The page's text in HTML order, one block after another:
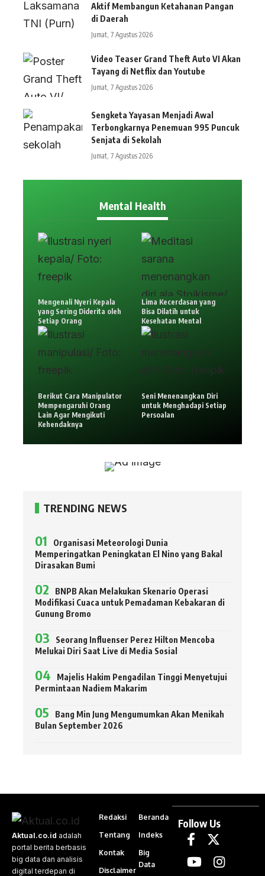
Aktif Membangun Ketahanan Pangan
di Daerah
Jumat, 7 Agustus 2026
Video Teaser Grand Theft Auto VI Akan
Tayang di Netflix dan Youtube
Jumat, 7 Agustus 2026
Sengketa Yayasan Menjadi Awal
Terbongkarnya Penemuan 995 Puncuk
Senjata di Sekolah
Jumat, 7 Agustus 2026
Mental Health
Mengenali Nyeri Kepala
yang Sering Diderita oleh
Setiap Orang
Lima Kecerdasan yang
Bisa Dilatih untuk
Kesehatan Mental
Berikut Cara Manipulator
Mempengaruhi Orang
Lain Agar Mengikuti
Kehendaknya
Seni Menenangkan Diri
untuk Menghadapi Setiap
Persoalan
TRENDING NEWS
Organisasi Meteorologi Dunia
Memperingatkan Peningkatan El Nino yang Bakal
Dirasakan Bumi
BNPB Akan Melakukan Skenario Operasi
Modifikasi Cuaca untuk Pemadaman Kebakaran di
Gunung Bromo
Seorang Influenser Perez Hilton Mencoba
Melukai Diri Saat Live di Media Sosial
Majelis Hakim Pengadilan Tinggi Menyetujui
Permintaan Nadiem Makarim
Bang Min Jung Mengumumkan Akan Menikah
Bulan September 2026
Aktual.co.id adalah
portal berita berbasis
big data dan analisis
digital terdepan di
Redaksi
Tentang
Kontak
Disclaimer
Beranda
Indeks
Big
Data
Follow Us